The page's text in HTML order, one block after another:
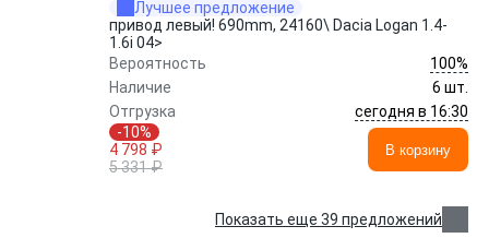
Лучшее предложение
привод левый! 690mm, 24160\ Dacia Logan 1.4-
1.6i 04>
Вероятность
100%
Наличие
6 шт.
Отгрузка
сегодня в 16:30
-10%
4 798 ₽
5 331 ₽
В корзину
Показать еще 39 предложений